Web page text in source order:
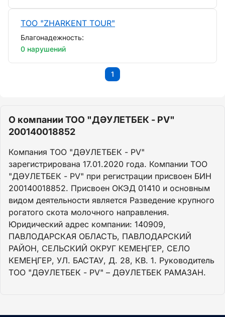
ТОО "ZHARKENT TOUR"
Благонадежность:
0 нарушений
1
О компании ТОО "ДӘУЛЕТБЕК - PV"
200140018852
Компания ТОО "ДӘУЛЕТБЕК - PV"
зарегистрирована 17.01.2020 года. Компании ТОО
"ДӘУЛЕТБЕК - PV" при регистрации присвоен БИН
200140018852. Присвоен ОКЭД 01410 и основным
видом деятельности является Разведение крупного
рогатого скота молочного направления.
Юридический адрес компании: 140909,
ПАВЛОДАРСКАЯ ОБЛАСТЬ, ПАВЛОДАРСКИЙ
РАЙОН, СЕЛЬСКИЙ ОКРУГ КЕМЕҢГЕР, СЕЛО
КЕМЕҢГЕР, УЛ. БАСТАУ, Д. 28, КВ. 1. Руководитель
ТОО "ДӘУЛЕТБЕК - PV" – ДӘУЛЕТБЕК РАМАЗАН.